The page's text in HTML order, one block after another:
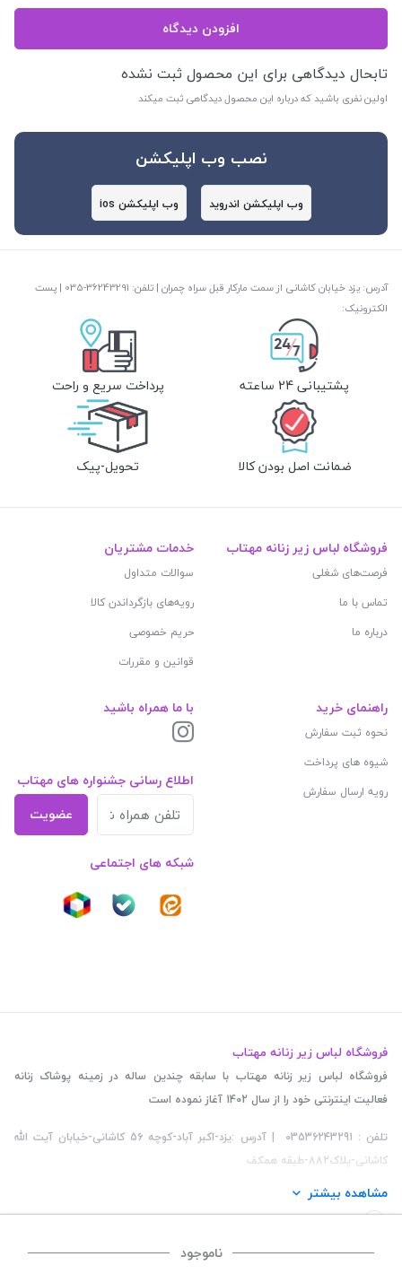
افزودن دیدگاه
تابحال دیدگاهی برای این محصول ثبت نشده
اولین نفری باشید که درباره این محصول دیدگاهی ثبت میکند
ناموجود
نصب وب اپلیکشن
وب اپلیکشن اندروید وب اپلیکشن ios
آدرس: یزد خیابان کاشانی از سمت مارکار قبل سراه چمران | تلفن: ‎035-36243291 | پست
الکترونیک:
پشتیبانی 24 ساعته پرداخت سریع و راحت
ضمانت اصل بودن کالا تحویل-پیک
فروشگاه لباس زیر زنانه مهتاب
فرصت‌های شغلی
تماس با ما
درباره ما
خدمات مشتریان
سوالات متداول
رویه‌های بازگرداندن کالا
حریم خصوصی
قوانین و مقررات
راهنمای خرید
نحوه ثبت سفارش
شیوه های پرداخت
رویه ارسال سفارش
با ما همراه باشید
اطلاع رسانی جشنواره های مهتاب
عضویت
شبکه های اجتماعی
فروشگاه لباس زیر زنانه مهتاب
فروشگاه لباس زیر زنانه مهتاب با سابقه چندین ساله در زمینه پوشاک زنانه
فعالیت اینترنتی خود را از سال 1402 آغاز نموده است
تلفن : 03536243291 | آدرس :یزد-اکبر آباد-کوچه 56 کاشانی-خیابان آیت الله
کاشانی-پلاک882-طبقه همکف
مشاهده بیشتر